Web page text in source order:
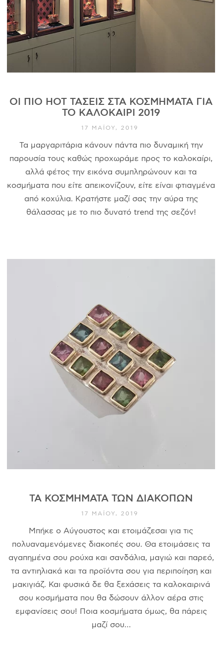
ΙΣΤΟΡΊΑ
Η ΣΧΕΔΙΆΣΤΡΙΑ
ΤΙ ΣΗΜΑΊΝΕΙ ΤΟ ΚΌΣΜΗΜΑ ΓΙΑ ΜΑΣ ;
ΚΑΛΆΘΙ ΑΓΟΡΏΝ
ΑΠΟΣΤΟΛΈΣ/ΕΠΙΣΤΡΟΦΈΣ
ΠΟΛΙΤΙΚΉ ΑΠΟΡΡΉΤΟΥ
ΟΙ ΠΙΟ HOT ΤΆΣΕΙΣ ΣΤΑ ΚΟΣΜΉΜΑΤΑ ΓΙΑ
ΤΟ ΚΑΛΟΚΑΊΡΙ 2019
17 ΜΑΪ́ΟΥ, 2019
Τα μαργαριτάρια κάνουν πάντα πιο δυναμική την
παρουσία τους καθώς προχωράμε προς το καλοκαίρι,
αλλά φέτος την εικόνα συμπληρώνουν και τα
κοσμήματα που είτε απεικονίζουν, είτε είναι φτιαγμένα
από κοχύλια. Κρατήστε μαζί σας την αύρα της
θάλασσας με το πιο δυνατό trend της σεζόν!
ΤΑ ΚΟΣΜΉΜΑΤΑ ΤΩΝ ΔΙΑΚΟΠΏΝ
17 ΜΑΪ́ΟΥ, 2019
Μπήκε ο Αύγουστος και ετοιμάζεσαι για τις
πολυαναμενόμενες διακοπές σου. Θα ετοιμάσεις τα
αγαπημένα σου ρούχα και σανδάλια, μαγιώ και παρεό,
τα αντιηλιακά και τα προϊόντα σου για περιποίηση και
μακιγιάζ. Και φυσικά δε θα ξεχάσεις τα καλοκαιρινά
σου κοσμήματα που θα δώσουν άλλον αέρα στις
εμφανίσεις σου! Ποια κοσμήματα όμως, θα πάρεις
μαζί σου…